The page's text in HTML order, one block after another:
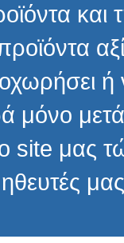
και
αξίας
ή να
μόνο μετά
μας τώρα
μας